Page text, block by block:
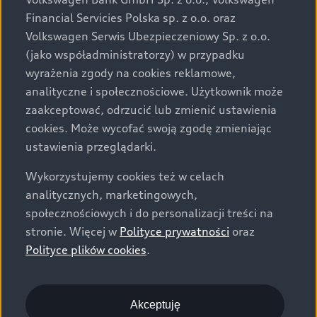
za dopłatą. Wiążące ustalenie ceny, wyposażenia i
specyfikacji pojazdu następują w umowie sprzedaży, a
określenie parametrów technicznych zawiera
świadectwo homologacji typu pojazdu. Zastrzegamy
sobie prawo do zmian i pomyłek. Wszelkie informacje
prezentowane na stronie są aktualne na dzień ich
zamieszczania. W celu uzyskania najnowszych
informacji prosimy kontaktować się z Partnerem Marki
Audi.
Wszystkie produkowane obecnie samochody marki Audi
są wykonywane z materiałów spełniających pod
względem możliwości odzysku i recyklingu wymagania
określone w normie ISO 22628 i są zgodne z
europejskimi świadectwami homologacji wydanymi wg
o.o. podlega obowiązkowi zapewnienia wszystkim
użytkownikom samochodów marki Volkswagen sieci
Financial Servicies Polska sp. z o.o. oraz
Volkswagen Serwis Ubezpieczeniowy Sp. z o.o.
(jako współadministratorzy) w przypadku
wyrażenia zgody na cookies reklamowe,
analityczne i społecznościowe. Użytkownik może
zaakceptować, odrzucić lub zmienić ustawienia
cookies. Może wycofać swoją zgodę zmieniając
ustawienia przeglądarki.
Wykorzystujemy cookies też w celach
analitycznych, marketingowych,
społecznościowych i do personalizacji treści na
stronie. Więcej w Polityce prywatności oraz
Polityce plików cookies.
Akceptuję